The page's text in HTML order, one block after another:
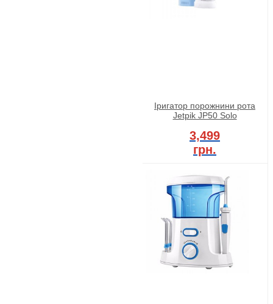
Іригатор порожнини рота
Jetpik JP50 Solo
3,499
грн.